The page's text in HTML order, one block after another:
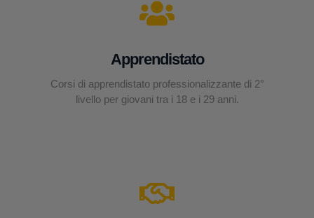
Apprendistato
Corsi di apprendistato professionalizzante di 2°
livello per giovani tra i 18 e i 29 anni.